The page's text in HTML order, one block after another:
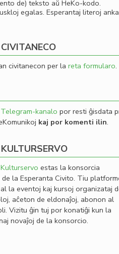
de) teksto aŭ HeKo-kodo.
egalas. Esperantaj literoj
civitanecon per la reta formularo.
Telegram-kanalo por resti ĝisdata
kaj por komenti ilin.
estas la konsorcia
la Esperanta Civito. Tiu
la eventoj kaj kursoj organizataj
aĉeton de eldonaĵoj, abonon al
Vizitu ĝin tuj por konatiĝi kun la
novaĵoj de la konsorcio.